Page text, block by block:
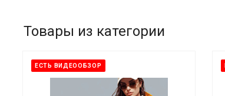
Товары из категории
ЕСТЬ ВИДЕООБЗОР